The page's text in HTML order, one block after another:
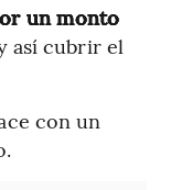
un monto
así cubrir el
con un